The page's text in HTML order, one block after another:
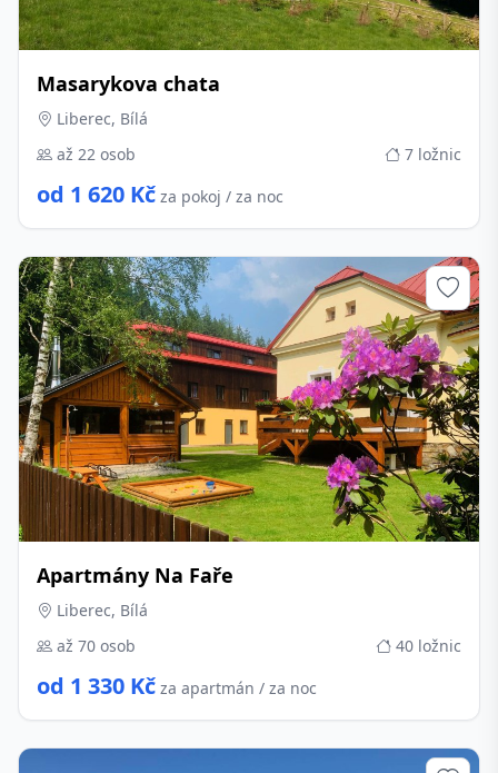
Masarykova chata
Liberec, Bílá
až 22 osob
7 ložnic
od 1 620 Kč za pokoj / za noc
Apartmány Na Faře
Liberec, Bílá
až 70 osob
40 ložnic
od 1 330 Kč za apartmán / za noc